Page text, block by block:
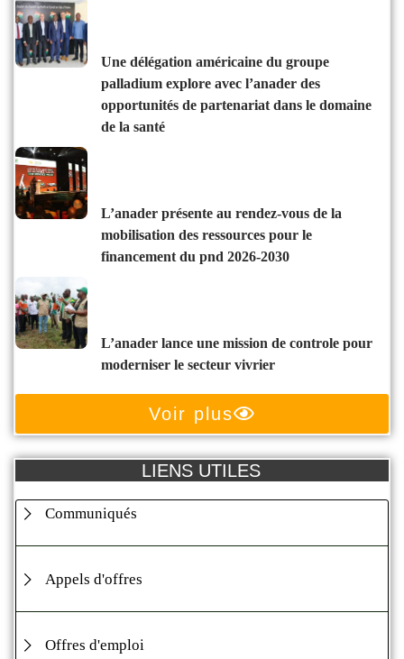
une délégation américaine du groupe
palladium explore avec l’anader des
opportunités de partenariat dans le domaine
de la santé
l’anader présente au rendez-vous de la
mobilisation des ressources pour le
financement du pnd 2026-2030
l’anader lance une mission de controle pour
moderniser le secteur vivrier
Voir plus
LIENS UTILES
Communiqués
Appels d'offres
Offres d'emploi